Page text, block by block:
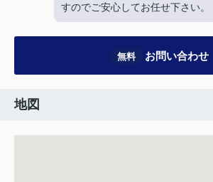
すのでご安心してお任せ下さい。
無料 お問い合わせ
地図